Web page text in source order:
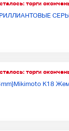
торги
торги
K18